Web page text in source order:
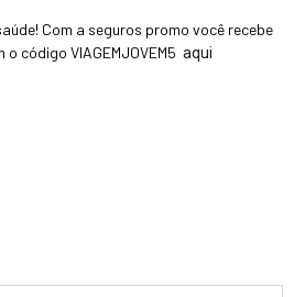
Com a seguros promo você recebe
código VIAGEMJOVEM5 aqui